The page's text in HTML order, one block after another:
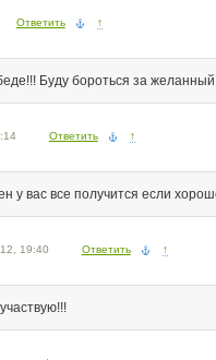
Ответить ↑
Буду бороться за
Ответить ↑
у вас все получится если
19:40 Ответить ↑